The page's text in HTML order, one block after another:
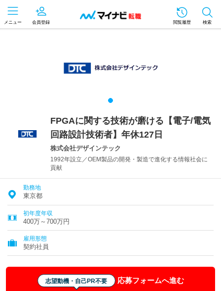
メニュー 会員登録 閲覧履歴 検索
FPGAに関する技術が磨ける【電子/電気
回路設計技術者】年休127日
株式会社デザインテック
1992年設立／OEM製品の開発・製造で進化する情報社会に
貢献
勤務地
東京都
初年度年収
400万～700万円
雇用形態
契約社員
志望動機・自己PR不要 応募フォームへ進む